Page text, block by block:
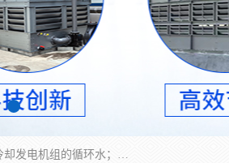
冷却塔广泛应用于工业、电力行业、空调系统等领域。在电力行业中，用于冷却发电机组的循环水；在工业生产中，如化工、冶金等行业，可降低生产过程中产生的热量；在空调系统中，为空调设备提供冷却水源